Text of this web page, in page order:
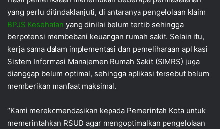
yang perlu ditindaklanjuti, di antaranya pengelolaan klaim
BPJS Kesehatan yang dinilai belum tertib sehingga
berpotensi membebani keuangan rumah sakit. Selain itu,
kerja sama dalam implementasi dan pemeliharaan aplikasi
Sistem Informasi Manajemen Rumah Sakit (SIMRS) juga
dianggap belum optimal, sehingga aplikasi tersebut belum
memberikan manfaat maksimal.
“Kami merekomendasikan kepada Pemerintah Kota untuk
memerintahkan RSUD agar mengoptimalkan pengelolaan